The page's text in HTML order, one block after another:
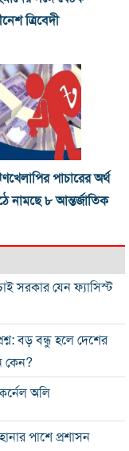
ত্রিবেদী
পাচারের অর্থ
নামছে ৮ আন্তর্জাতিক
সরকার যেন ফ্যাসিস্ট
বড় বন্ধু হলে দেশের
কেন?
কর্নেল অলি
পাশে প্রশাসন